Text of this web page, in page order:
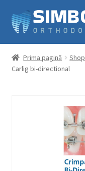
Prima pagină Shop
Carlig bi-directional